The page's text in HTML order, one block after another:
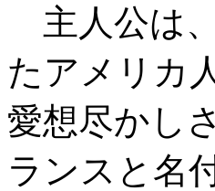
主人公は
たアメリカ
愛想尽かし
ランスと名